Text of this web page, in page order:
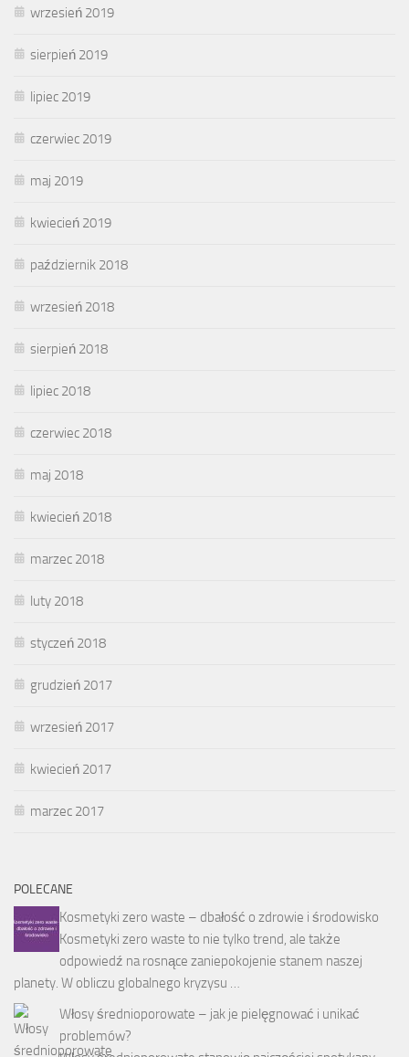
wrzesień 2019
sierpień 2019
lipiec 2019
czerwiec 2019
maj 2019
kwiecień 2019
październik 2018
wrzesień 2018
sierpień 2018
lipiec 2018
czerwiec 2018
maj 2018
kwiecień 2018
marzec 2018
luty 2018
styczeń 2018
grudzień 2017
wrzesień 2017
kwiecień 2017
marzec 2017
POLECANE
Kosmetyki zero waste – dbałość o zdrowie i środowisko
Kosmetyki zero waste to nie tylko trend, ale także
odpowiedź na rosnące zaniepokojenie stanem naszej
planety. W obliczu globalnego kryzysu …
Włosy średnioporowate – jak je pielęgnować i unikać
problemów?